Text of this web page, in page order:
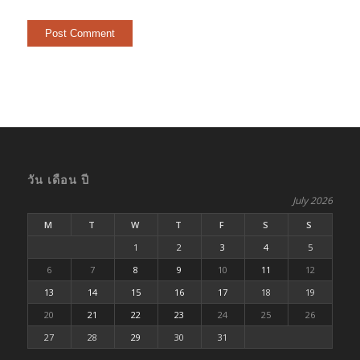
วัน เดือน ปี
July 2026
M T W T F S
S
1
2 3 4
5
6
7 8 9 10 11
12
13
14 15 16 17 18
19
20
21 22 23 24 25
26
27
28 29 30 31